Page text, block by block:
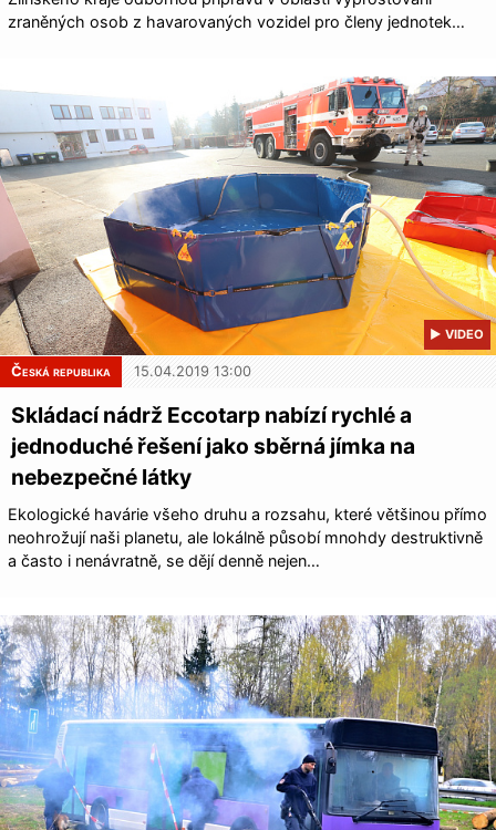
zraněných osob z havarovaných vozidel pro členy jednotek…
▶ VIDEO
Česká republika 15.04.2019 13:00
Skládací nádrž Eccotarp nabízí rychlé a
jednoduché řešení jako sběrná jímka na
nebezpečné látky
Ekologické havárie všeho druhu a rozsahu, které většinou přímo
neohrožují naši planetu, ale lokálně působí mnohdy destruktivně
a často i nenávratně, se dějí denně nejen…